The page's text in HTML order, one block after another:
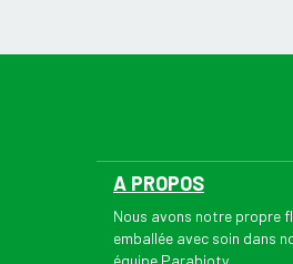
A PROPOS
Nous avons notre propre
emballée avec soin dans
équipe Parabioty.